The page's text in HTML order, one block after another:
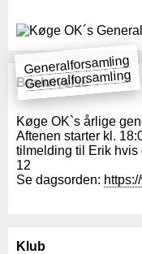
Generalforsamling
Generalforsamling
Beskrivelse
Køge OK`s årlige
Aftenen starter kl.
tilmelding til Erik hvis
12
Se dagsorden:
Klub